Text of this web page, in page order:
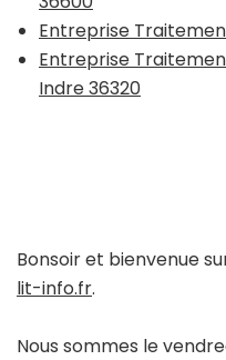
Entreprise
Entreprise
Indre 36320
Bonsoir et bienvenue
lit-info.fr.
Nous sommes le